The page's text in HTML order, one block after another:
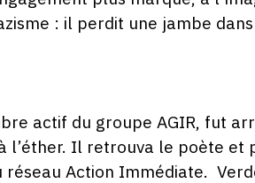
: il perdit une jambe
actif du groupe AGIR, fut
l’éther. Il retrouva le poète
Action Immédiate.